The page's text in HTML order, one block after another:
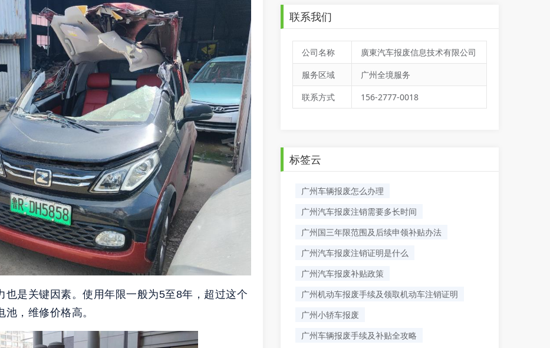
也是关键因素。使用年限一般为5至8年，超过这个
，维修价格高。
联系我们
公司名称
廣東汽车报废信息技术有限公司
服务区域
广州全境服务
联系方式
156-2777-0018
标签云
广州车辆报废怎么办理
广州汽车报废注销需要多长时间
广州国三年限范围及后续申领补贴办法
广州汽车报废注销证明是什么
广州汽车报废补贴政策
广州机动车报废手续及领取机动车注销证明
广州小轿车报废
广州车辆报废手续及补贴全攻略